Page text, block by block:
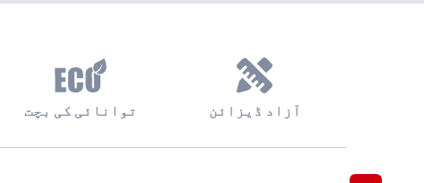
توانائی کی بچت آزاد ڈیزائن